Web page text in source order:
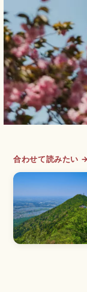
合わせて読みたい →